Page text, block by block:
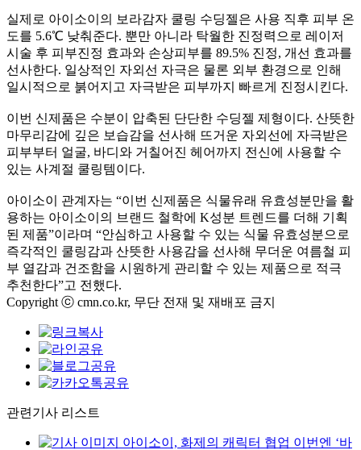
실제로 아이소이의 보라감자 쿨링 수딩젤은 사용 직후 피부 온
도를 5.6℃ 낮춰준다. 뿐만 아니라 탁월한 진정력으로 레이저
시술 후 피부진정 효과와 손상피부를 89.5% 진정, 개선 효과를
선사한다. 일상적인 자외선 자극은 물론 외부 환경으로 인해
일시적으로 붉어지고 자극받은 피부까지 빠르게 진정시킨다.
이번 신제품은 수분이 압축된 단단한 수딩젤 제형이다. 산뜻한
마무리감에 깊은 보습감을 선사해 뜨거운 자외선에 자극받은
피부부터 얼굴, 바디와 거칠어진 헤어까지 전신에 사용할 수
있는 사계절 쿨링템이다.
아이소이 관계자는 “이번 신제품은 식물유래 유효성분만을 활
용하는 아이소이의 브랜드 철학에 K성분 트렌드를 더해 기획
된 제품”이라며 “안심하고 사용할 수 있는 식물 유효성분으로
즉각적인 쿨링감과 산뜻한 사용감을 선사해 무더운 여름철 피
부 열감과 건조함을 시원하게 관리할 수 있는 제품으로 적극
추천한다”고 전했다.
Copyright ⓒ cmn.co.kr, 무단 전재 및 재배포 금지
관련기사 리스트
아이소이, 화제의 캐릭터 협업 이번엔 ‘바